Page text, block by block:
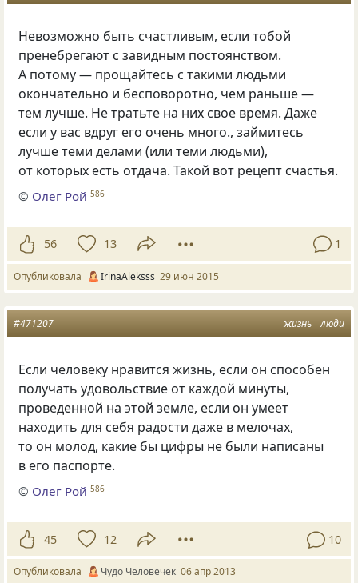
Невозможно быть счастливым, если тобой
пренебрегают с завидным постоянством.
А потому — прощайтесь с такими людьми
окончательно и бесповоротно, чем раньше —
тем лучше. Не тратьте на них свое время. Даже
если у вас вдруг его очень много., займитесь
лучше теми делами (или теми людьми),
от которых есть отдача. Такой вот рецепт счастья.
© Олег Рой 586
56 13 1
Опубликовала IrinaAleksss 29 июн 2015
жизнь люди
#471207
Если человеку нравится жизнь, если он способен
получать удовольствие от каждой минуты,
проведенной на этой земле, если он умеет
находить для себя радости даже в мелочах,
то он молод, какие бы цифры не были написаны
в его паспорте.
© Олег Рой 586
45 12 10
Опубликовала Чудо Человечек 06 апр 2013